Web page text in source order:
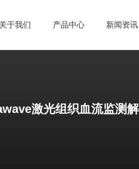
关于我们 产品中心 新闻资讯
激光组织血流监测